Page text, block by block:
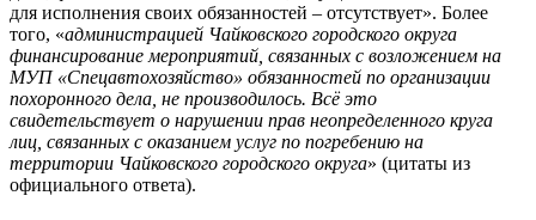
для исполнения своих обязанностей – отсутствует». Более
того, «администрацией Чайковского городского округа
финансирование мероприятий, связанных с возложением на
МУП «Спецавтохозяйство» обязанностей по организации
похоронного дела, не производилось. Всё это
свидетельствует о нарушении прав неопределенного круга
лиц, связанных с оказанием услуг по погребению на
территории Чайковского городского округа» (цитаты из
официального ответа).